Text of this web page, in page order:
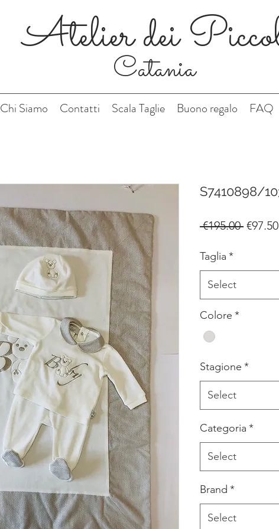
Atelier dei
Catania
Chi Siamo Contatti Scala Taglie Buono regalo FAQ
S7410898/
€195.00 Regular
€97.50
Taglia *
Select
Colore *
Stagione *
Select
Categoria *
Select
Brand *
Select